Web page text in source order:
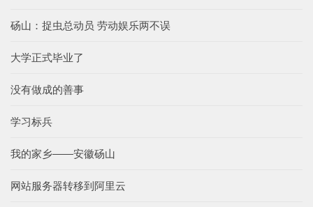
砀山：捉虫总动员 劳动娱乐两不误
大学正式毕业了
没有做成的善事
学习标兵
我的家乡——安徽砀山
网站服务器转移到阿里云